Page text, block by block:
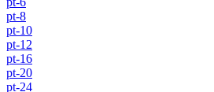
pt-8
pt-10
pt-12
pt-16
pt-20
pt-24